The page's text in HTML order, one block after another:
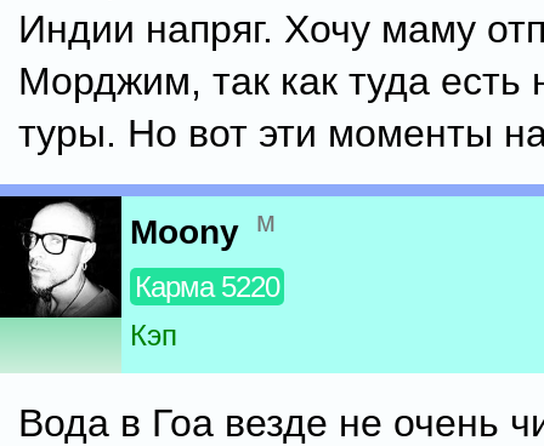
Индии напряг. Хочу маму
Морджим, так как туда есть
туры. Но вот эти моменты
Moony м
Карма 5220
Кэп
Вода в Гоа везде не очень